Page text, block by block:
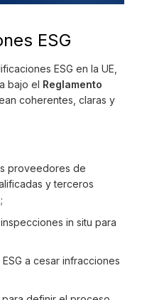
ESG
ESG en la UE,
bajo el Reglamento
coherentes, claras y
proveedores de
y terceros
in situ para
a cesar infracciones